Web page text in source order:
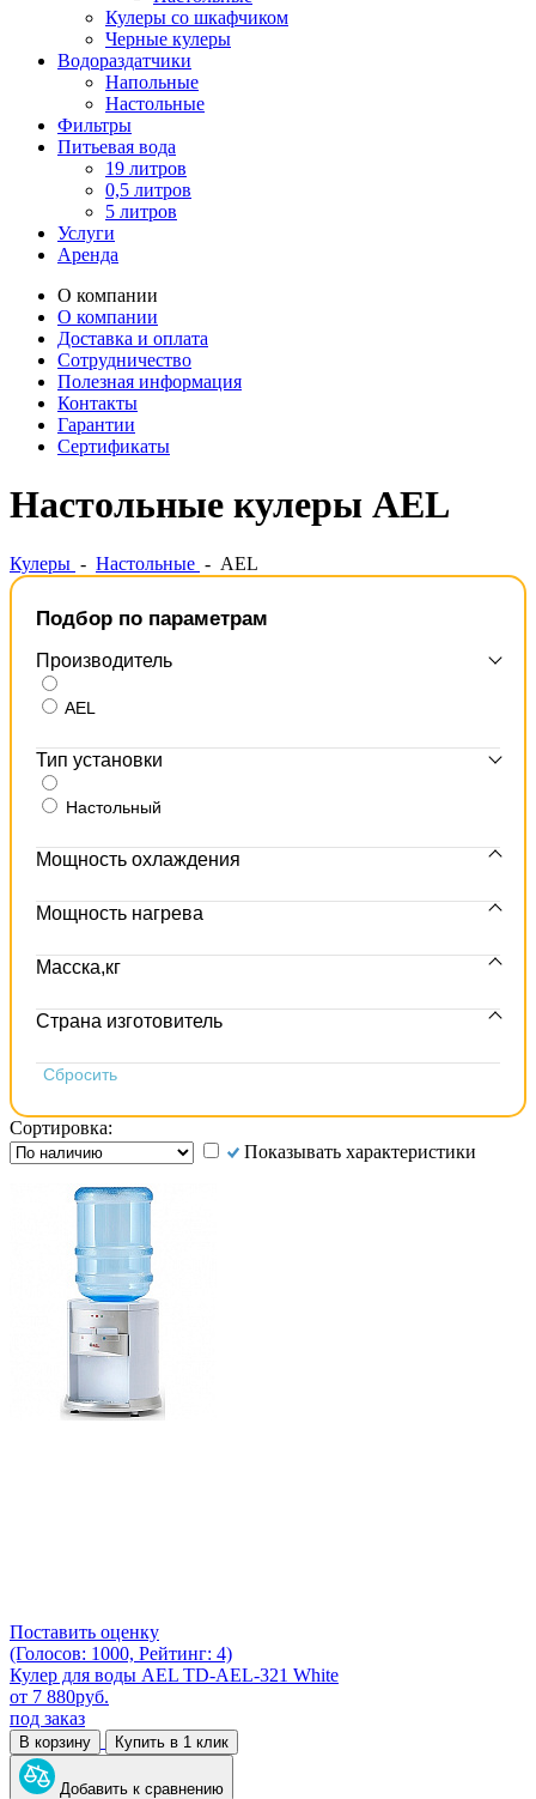
Кулеры со шкафчиком
Черные кулеры
Водораздатчики
Напольные
Настольные
Фильтры
Питьевая вода
19 литров
0,5 литров
5 литров
Услуги
Аренда
О компании
О компании
Доставка и оплата
Сотрудничество
Полезная информация
Контакты
Гарантии
Сертификаты
Настольные кулеры AEL
Кулеры - Настольные - AEL
Подбор по параметрам
Производитель
AEL
Тип установки
Настольный
Мощность охлаждения
Мощность нагрева
Масска,кг
Страна изготовитель
Сортировка:
Показывать характеристики
Поставить оценку
(Голосов: 1000, Рейтинг: 4)
Кулер для воды AEL TD-AEL-321 White
от 7 880руб.
под заказ
В корзину Купить в 1 клик
Добавить к сравнению